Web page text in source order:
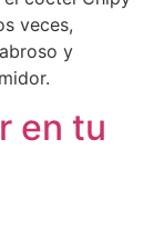
veces,
y
en tu